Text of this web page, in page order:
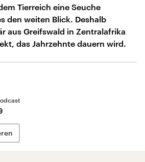
Tierreich eine Seuche
den weiten Blick. Deshalb
aus Greifswald in Zentralafrika
das Jahrzehnte dauern wird.